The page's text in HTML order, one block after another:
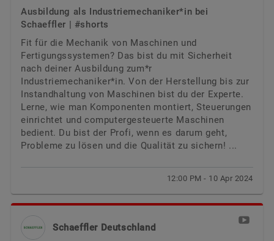
Ausbildung als Industriemechaniker*in bei
Schaeffler | #shorts
Fit für die Mechanik von Maschinen und
Fertigungssystemen? Das bist du mit Sicherheit
nach deiner Ausbildung zum*r
Industriemechaniker*in. Von der Herstellung bis zur
Instandhaltung von Maschinen bist du der Experte.
Lerne, wie man Komponenten montiert, Steuerungen
einrichtet und computergesteuerte Maschinen
bedient. Du bist der Profi, wenn es darum geht,
Probleme zu lösen und die Qualität zu sichern! ...
12:00 PM - 10 Apr 2024
Schaeffler Deutschland